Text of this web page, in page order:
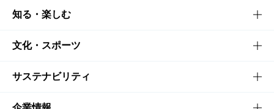
商品TOP
商品一覧
商品発売情報
栄養成分一覧
知る・楽しむ
知る・楽しむTOP
キャンペーン
工場見学
文化・スポーツ
文化・スポーツTOP
サントリーホール
サステナビリティ
サステナビリティTOP